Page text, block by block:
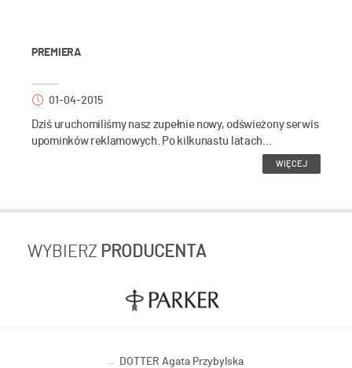
PREMIERA
01-04-2015
Dziś uruchomiliśmy nasz zupełnie nowy, odświeżony serwis
upominków reklamowych. Po kilkunastu latach...
WIĘCEJ
WYBIERZ PRODUCENTA
DOTTER Agata Przybylska